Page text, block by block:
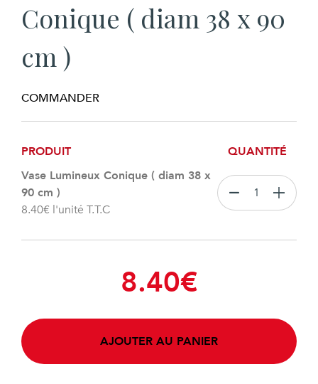
Conique ( diam 38 x 90
cm )
COMMANDER
PRODUIT
QUANTITÉ
Vase Lumineux Conique ( diam 38 x
90 cm )
8.40€ l'unité T.T.C
8.40€
AJOUTER AU PANIER